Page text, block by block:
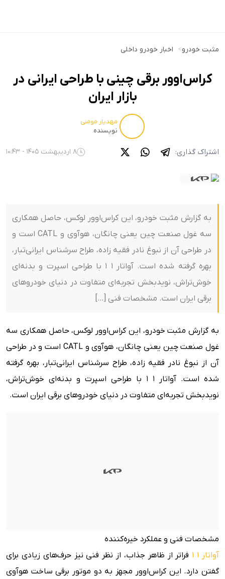
مثبت خودرو> اخبار خودرو داخلی
کراس‌اوور برقی چینی با طراحی ایرانی در
بازار ایران
مهدیار مومنی
نویسنده
اشتراک گذاری: 8 اردیبهشت 1405 - 10:43
به گزارش مثبت خودرو، این کراس‌اوور لوکس، حاصل همکاری
سه غول صنعت چین یعنی چانگان، هوآوی و CATL است و
در طراحی آن از نبوغ نادر فقیه زاده، طراح سرشناس ایرانی‌تبار،
بهره گرفته شده است. آواتار 1 1 با طراحی اسپرت و بدنه‌ای
خوش‌تراش، نویدبخش تجربه‌ای متفاوت در دنیای خودروهای
برقی ایران است. مشخصات فنی […]
به گزارش مثبت خودرو، این کراس‌اوور لوکس، حاصل همکاری سه
غول صنعت چین یعنی چانگان، هوآوی و CATL است و در طراحی
آن از نبوغ نادر فقیه زاده، طراح سرشناس ایرانی‌تبار، بهره گرفته
شده است. آواتار 1 1 با طراحی اسپرت و بدنه‌ای خوش‌تراش،
نویدبخش تجربه‌ای متفاوت در دنیای خودروهای برقی ایران است.
مشخصات فنی و عملکرد خیره‌کننده
آواتار 1 1
فراتر از ظاهر جذاب، از نظر فنی نیز حرف‌های زیادی برای
گفتن دارد. این کراس‌اوور مجهز به دو موتور برقی ساخت هوآوی